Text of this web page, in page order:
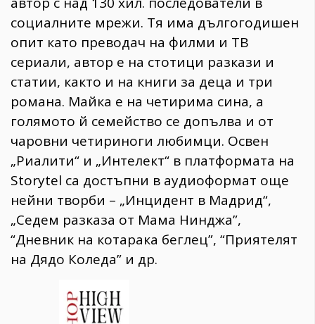
социалните мрежи. Тя има дългогодишен
опит като преводач на филми и ТВ
сериали, автор е на стотици разкази и
статии, както и на книги за деца и три
романа. Майка е на четирима сина, а
голямото й семейство се допълва и от
чаровни четириноги любимци. Освен
„Риалити“ и „Интелект“ в платформата на
Storytel са достъпни в аудиоформат още
нейни творби – „Инцидент в Мадрид“,
„Седем разказа от Мама Нинджа”,
“Дневник на котарака беглец”, “Приятелят
на Дядо Коледа” и др.